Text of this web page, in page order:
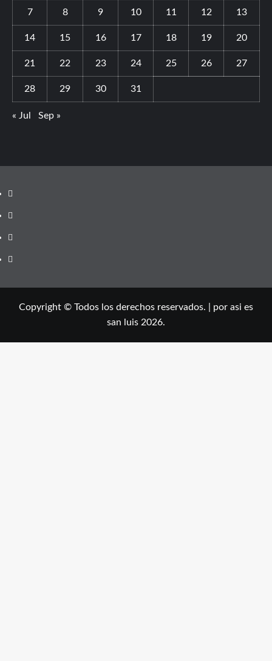
7 8 9 10 11 12 13
14 15 16 17 18 19 20
21 22 23 24 25 26 27
28 29 30 31
« Jul Sep »
Youtube
Vimeo
Facebook
Twitter
Copyright © Todos los derechos reservados.
por asi es
san luis 2026.